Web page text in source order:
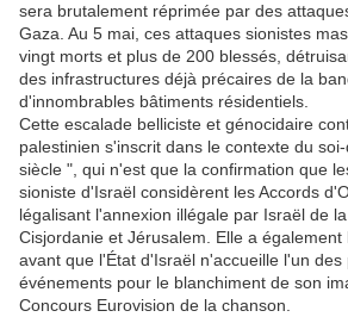
sera brutalement réprimée par des
Gaza. Au 5 mai, ces attaques sionistes
vingt morts et plus de 200 blessés,
des infrastructures déjà précaires de la
d'innombrables bâtiments résidentiels.
Cette escalade belliciste et génocidaire
palestinien s'inscrit dans le contexte du
siècle ", qui n'est que la confirmation que
sioniste d'Israël considèrent les Accords
légalisant l'annexion illégale par Israël de
Cisjordanie et Jérusalem. Elle a
avant que l'État d'Israël n'accueille l'un des
événements pour le blanchiment de son
Concours Eurovision de la chanson.